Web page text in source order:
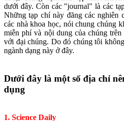
dưới đây. Còn các "journal" là các
Những tạp chí này đăng các nghiên
các nhà khoa học, nói chung chúng
miễn phí và nội dung của chúng
với đại chúng. Do đó chúng tôi
ngành dạng này ở đây.
Dưới đây là một số địa chỉ
dụng
1. Science Daily